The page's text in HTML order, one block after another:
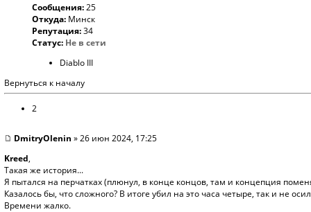
Сообщения:25
Откуда: Минск
Репутация:34
Статус: Не в сети
Diablo III
Вернуться к началу
2
DmitryOlenin » 26 июн 2024, 17:25
Kreed,
Такая же история...
Я пытался на перчатках (плюнул, в конце концов, там и концепция
Казалось бы, что сложного? В итоге убил на это часа четыре, так и не
Времени жалко.